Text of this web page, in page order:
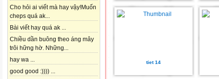
Cho hỏi ai viết mà hay vậy!Muốn
cheps quá ak...
Bài viết hay quá ak ...
Chiều dần buông theo áng mây
trôi hững hờ. Những...
hay wa ...
good good :)))) ...
tiet 14